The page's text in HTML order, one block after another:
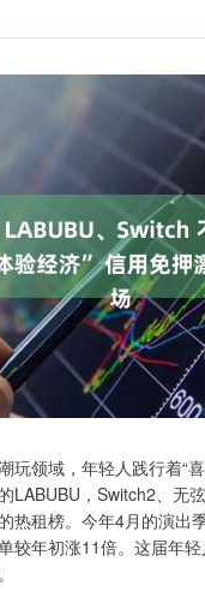
领域，年轻人践行着“喜
LABUBU，Switch2、无
热租榜。今年4月的演出
较年初涨11倍。这届年